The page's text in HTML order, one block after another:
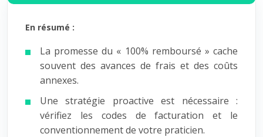
En résumé :
La promesse du « 100% remboursé » cache
souvent des avances de frais et des coûts
annexes.
Une stratégie proactive est nécessaire :
vérifiez les codes de facturation et le
conventionnement de votre praticien.